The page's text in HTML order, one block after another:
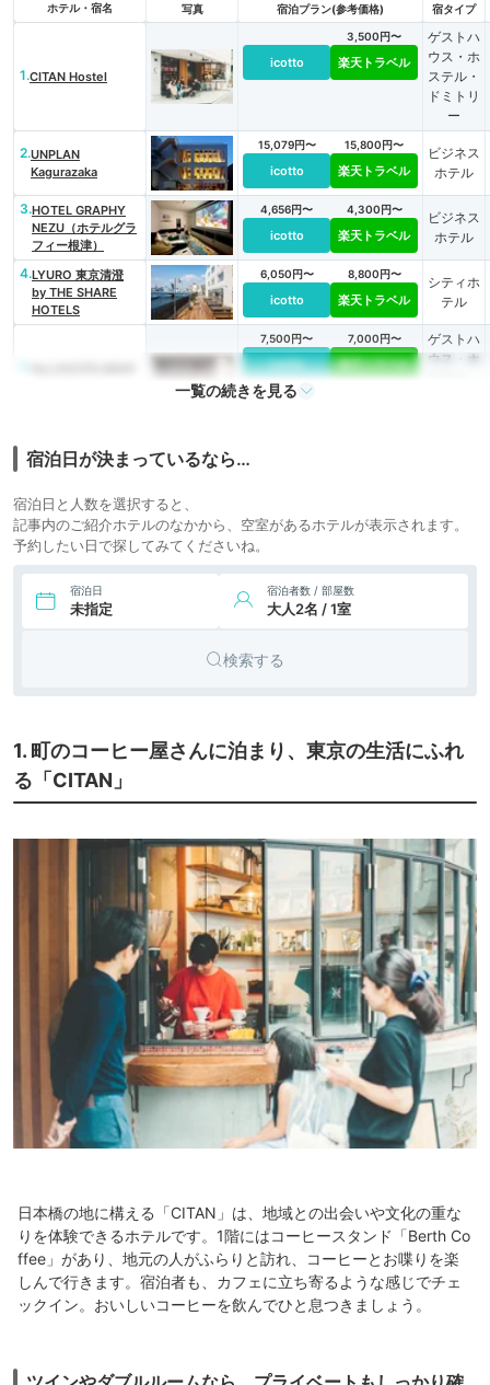
ホテル・宿名 写真 宿泊プラン(参考価格) 宿タイプ
1.CITAN Hostel
icotto
3,500円〜
楽天トラベル
ゲストハ
ウス・ホ
ステル・
ドミトリ
ー
2.UNPLAN
Kagurazaka
15,079円〜
icotto
15,800円〜
楽天トラベル
ビジネス
ホテル
3.HOTEL GRAPHY
NEZU（ホテルグラ
フィー根津）
4,656円〜
icotto
4,300円〜
楽天トラベル
ビジネス
ホテル
4.LYURO 東京清澄
by THE SHARE
HOTELS
6,050円〜
icotto
8,800円〜
楽天トラベル
シティホ
テル
7,500円〜
icotto
7,000円〜
楽天トラベル
ゲストハ
ウス・ホ
6.モクシー東京錦糸町
一覧の続きを見る
宿泊日が決まっているなら…
宿泊日と人数を選択すると、
記事内のご紹介ホテルのなかから、空室があるホテルが表示されます。
予約したい日で探してみてくださいね。
宿泊日
未指定
宿泊者数 / 部屋数
大人2名 / 1室
検索する
1. 町のコーヒー屋さんに泊まり、東京の生活にふれ
る「CITAN」
日本橋の地に構える「CITAN」は、地域との出会いや文化の重な
りを体験できるホテルです。1階にはコーヒースタンド「Berth Co
ffee」があり、地元の人がふらりと訪れ、コーヒーとお喋りを楽
しんで行きます。宿泊者も、カフェに立ち寄るような感じでチェ
ックイン。おいしいコーヒーを飲んでひと息つきましょう。